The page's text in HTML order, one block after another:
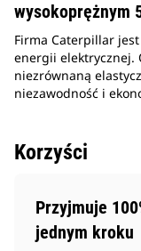
wysokoprężnym
Firma Caterpillar
energii elektrycznej.
niezrównaną
niezawodność i
Korzyści
Przyjmuje
jednym kroku